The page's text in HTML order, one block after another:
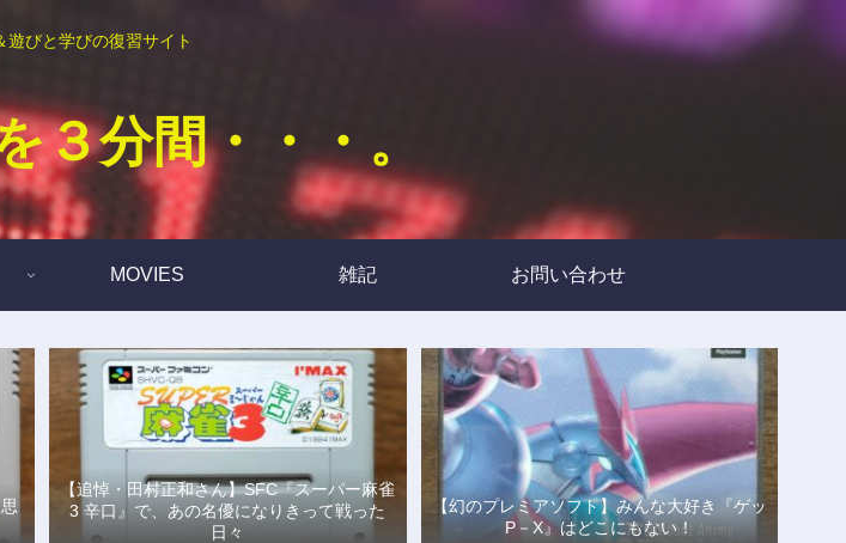
遊びと学びの復習サイト
３分間・・・。
MOVIES 雑記 お問い合わせ
【追悼・田村正和さん】SFC『スーパー麻雀
3 辛口』で、あの名優になりきって戦った
日々
【幻のプレミアソフト】みんな大好き『ゲッ
P－X』はどこにもない！